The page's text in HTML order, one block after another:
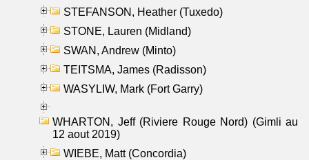
STEFANSON, Heather (Tuxedo)
STONE, Lauren (Midland)
SWAN, Andrew (Minto)
TEITSMA, James (Radisson)
WASYLIW, Mark (Fort Garry)
WHARTON, Jeff (Riviere Rouge Nord) (Gimli au
12 aout 2019)
WIEBE, Matt (Concordia)